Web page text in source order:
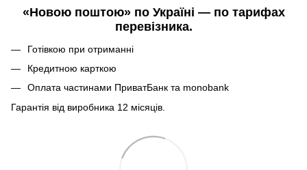
«Новою поштою» по Україні — по тарифах
перевізника.
Готівкою при отриманні
Кредитною карткою
Оплата частинами ПриватБанк та monobank
Гарантія від виробника 12 місяців.